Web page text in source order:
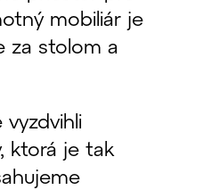
mobiliár je
za stolom a
ktorá je tak